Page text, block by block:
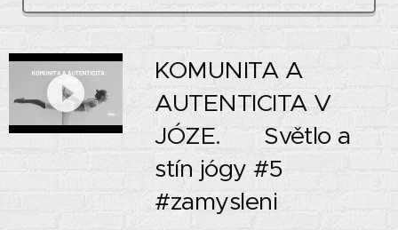
KOMUNITA A
AUTENTICITA V
JÓZE. 🌗 Světlo a
stín jógy #5
#zamysleni